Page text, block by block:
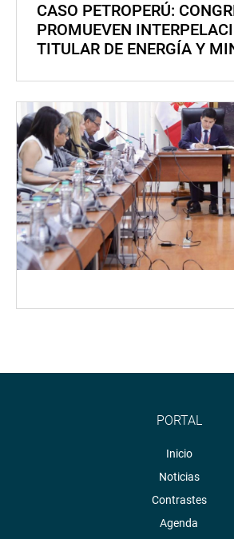
CASO PETROPERÚ:
PROMUEVEN
TITULAR DE ENERGÍA Y
PORTAL
Inicio
Noticias
Contrastes
Agenda